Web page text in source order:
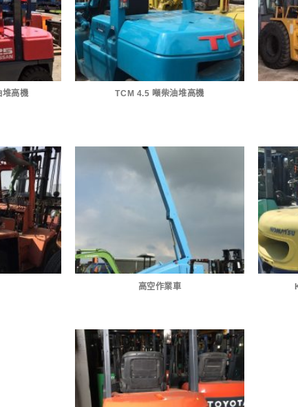
高機 TCM 4.5 噸柴油堆高機
高空作業車